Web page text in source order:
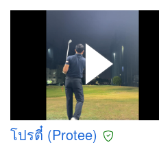
โปรตี๋ (Protee)